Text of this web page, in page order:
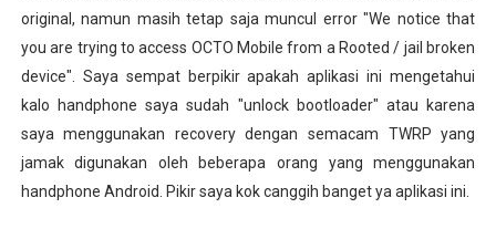
original, namun masih tetap saja muncul error "We notice that
you are trying to access OCTO Mobile from a Rooted / jail broken
device". Saya sempat berpikir apakah aplikasi ini mengetahui
kalo handphone saya sudah "unlock bootloader" atau karena
saya menggunakan recovery dengan semacam TWRP yang
jamak digunakan oleh beberapa orang yang menggunakan
handphone Android. Pikir saya kok canggih banget ya aplikasi ini.